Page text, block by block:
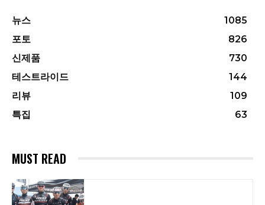
뉴스
1085
포토
826
신제품
730
테스트라이드
144
리뷰
109
특집
63
MUST READ